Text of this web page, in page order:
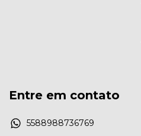
Entre em contato
5588988736769